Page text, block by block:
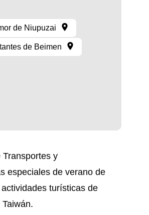
de Niupuzai
de Beimen
Transportes y
especiales de verano de
turísticas de